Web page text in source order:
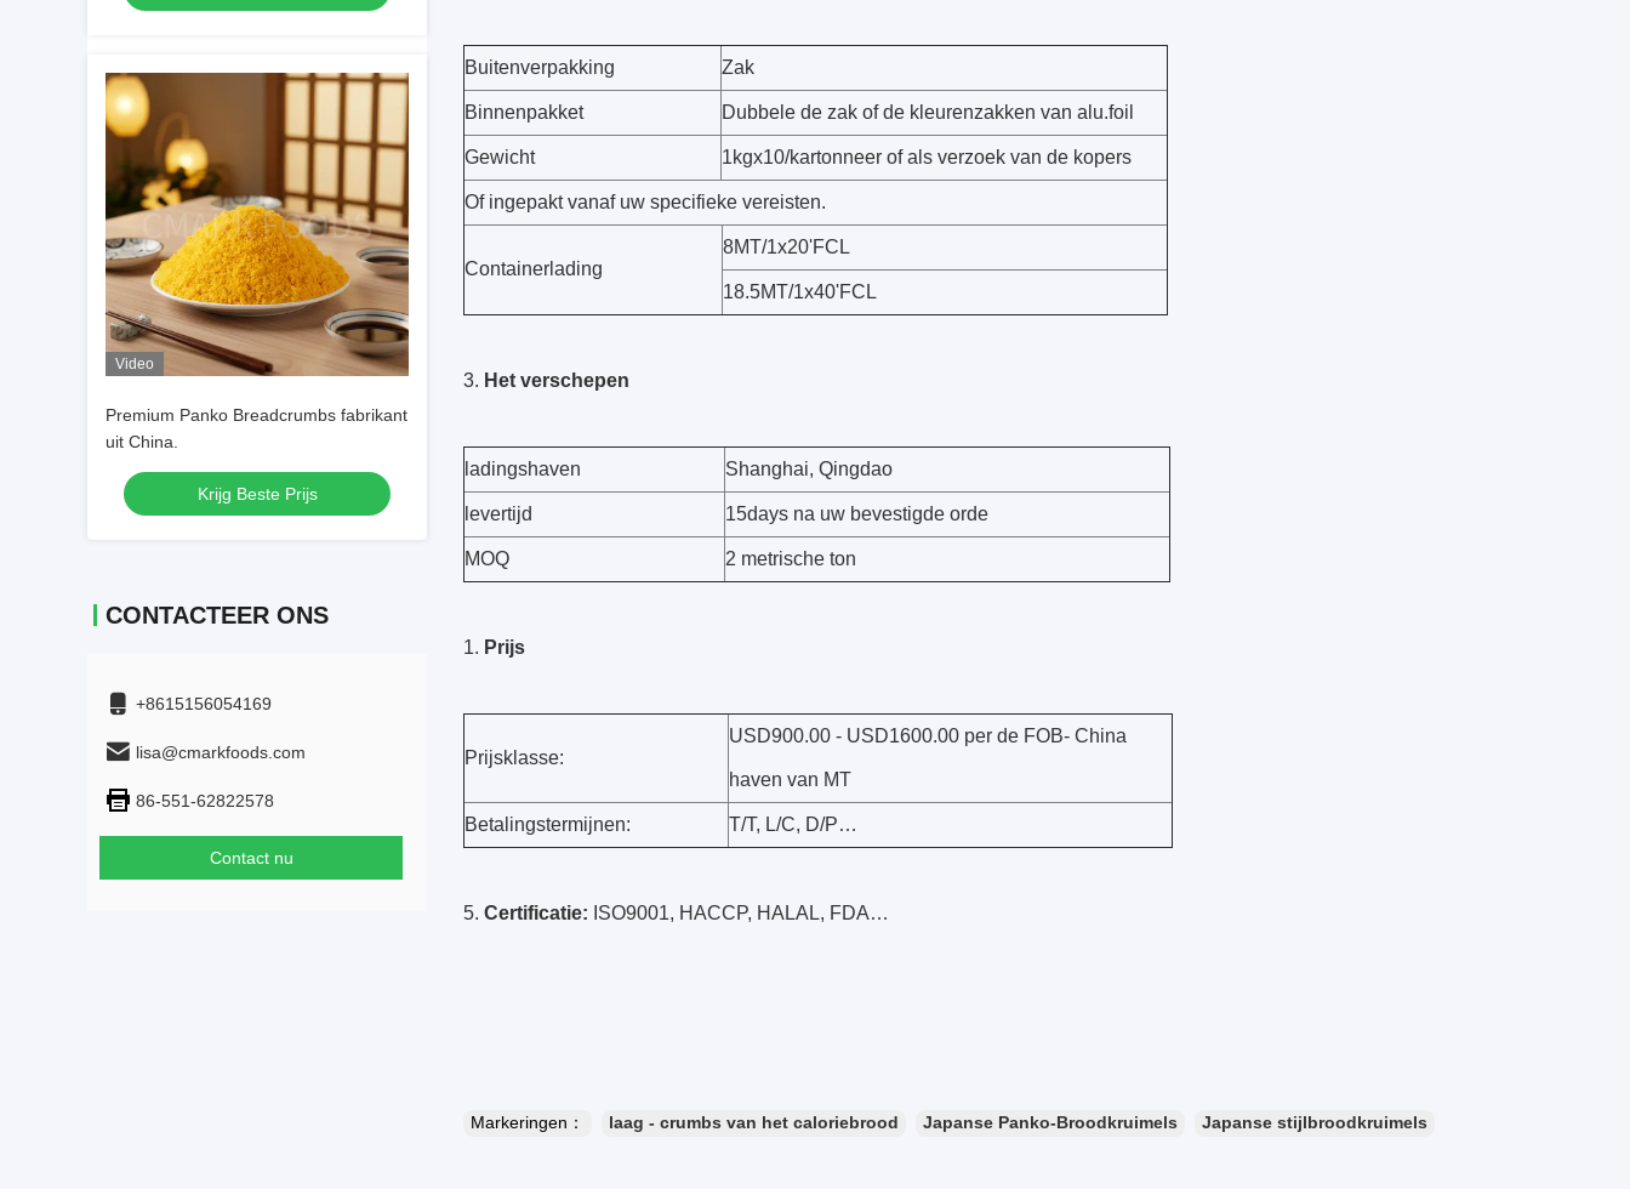
Video
Premium Panko Breadcrumbs fabrikant
uit China.
Krijg Beste Prijs
CONTACTEER ONS
+8615156054169
lisa@cmarkfoods.com
86-551-62822578
Contact nu
Buitenverpakking Zak
Binnenpakket Dubbele de zak of de kleurenzakken van alu.foil
Gewicht 1kgx10/kartonneer of als verzoek van de kopers
Of ingepakt vanaf uw specifieke vereisten.
Containerlading
8MT/1x20'FCL
18.5MT/1x40'FCL
3. Het verschepen
ladingshaven Shanghai, Qingdao
levertijd 15days na uw bevestigde orde
MOQ 2 metrische ton
Prijs
Prijsklasse:
USD900.00 - USD1600.00 per de FOB- China
haven van MT
Betalingstermijnen: T/T, L/C, D/P…
5. Certificatie: ISO9001, HACCP, HALAL, FDA…
Markeringen： laag - crumbs van het caloriebrood Japanse Panko-Broodkruimels Japanse stijlbroodkruimels